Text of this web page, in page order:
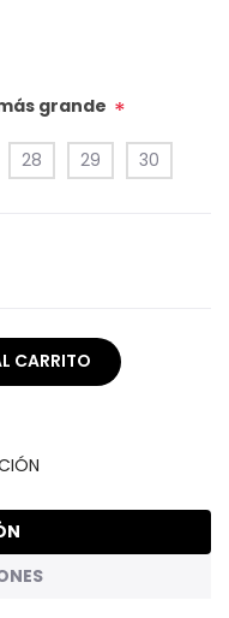
grande *
28 29 30